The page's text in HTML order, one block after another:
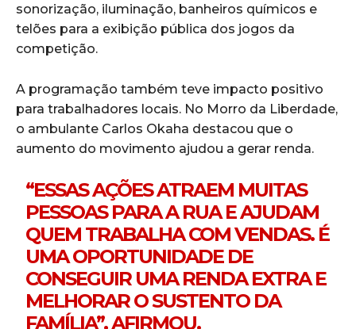
sonorização, iluminação, banheiros químicos e
telões para a exibição pública dos jogos da
competição.
A programação também teve impacto positivo
para trabalhadores locais. No Morro da Liberdade,
o ambulante Carlos Okaha destacou que o
aumento do movimento ajudou a gerar renda.
“ESSAS AÇÕES ATRAEM MUITAS
PESSOAS PARA A RUA E AJUDAM
QUEM TRABALHA COM VENDAS. É
UMA OPORTUNIDADE DE
CONSEGUIR UMA RENDA EXTRA E
MELHORAR O SUSTENTO DA
FAMÍLIA”, AFIRMOU.